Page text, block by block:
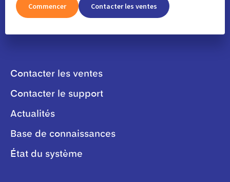
Commencer Contacter les ventes
Contacter les ventes
Contacter le support
Actualités
Base de connaissances
État du système